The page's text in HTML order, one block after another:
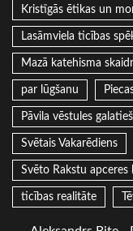
Kristīgās ētikas un
Lasāmviela ticības
Mazā katehisma
par lūgšanu
Pāvila vēstules
Svētais Vakarēdiens
Svēto Rakstu apceres
ticības realitāte